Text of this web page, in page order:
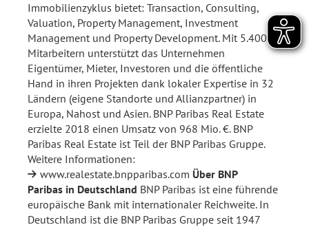
Immobilienzyklus bietet: Transaction, Consulting,
Valuation, Property Management, Investment
Management und Property Development. Mit 5.400
Mitarbeitern unterstützt das Unternehmen
Eigentümer, Mieter, Investoren und die öffentliche
Hand in ihren Projekten dank lokaler Expertise in 32
Ländern (eigene Standorte und Allianzpartner) in
Europa, Nahost und Asien. BNP Paribas Real Estate
erzielte 2018 einen Umsatz von 968 Mio. €. BNP
Paribas Real Estate ist Teil der BNP Paribas Gruppe.
Weitere Informationen:
www.realestate.bnpparibas.com Über BNP
Paribas in Deutschland BNP Paribas ist eine führende
europäische Bank mit internationaler Reichweite. In
Deutschland ist die BNP Paribas Gruppe seit 1947